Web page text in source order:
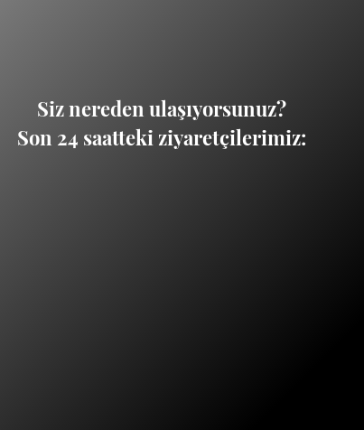
Siz nereden ulaşıyorsunuz?
Son 24 saatteki ziyaretçilerimiz: